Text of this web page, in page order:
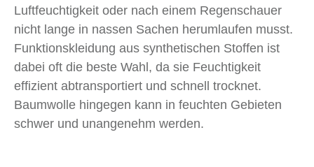
Luftfeuchtigkeit oder nach einem Regenschauer
nicht lange in nassen Sachen herumlaufen musst.
Funktionskleidung aus synthetischen Stoffen ist
dabei oft die beste Wahl, da sie Feuchtigkeit
effizient abtransportiert und schnell trocknet.
Baumwolle hingegen kann in feuchten Gebieten
schwer und unangenehm werden.